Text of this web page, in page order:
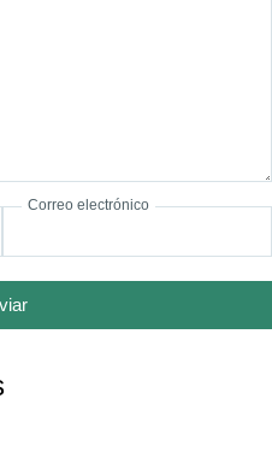
Correo electrónico